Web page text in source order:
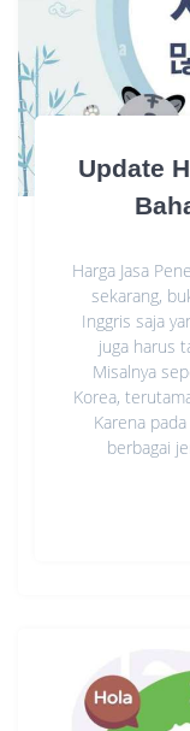
Update
Harga Jasa
sekarang,
Inggris saja
juga harus
Misalnya
Korea,
Karena
berbagai